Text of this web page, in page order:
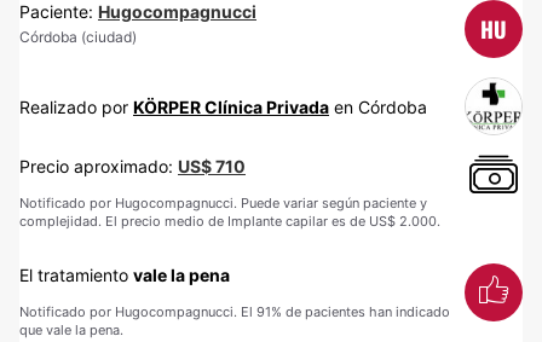
Paciente: Hugocompagnucci
Córdoba (ciudad) HU
Realizado por KÖRPER Clínica Privada en Córdoba
Precio aproximado: US$ 710
Notificado por Hugocompagnucci. Puede variar según paciente y
complejidad. El precio medio de Implante capilar es de US$ 2.000.
El tratamiento vale la pena
Notificado por Hugocompagnucci. El 91% de pacientes han indicado
que vale la pena.